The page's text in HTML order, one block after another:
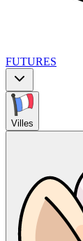
FUTURES
Villes